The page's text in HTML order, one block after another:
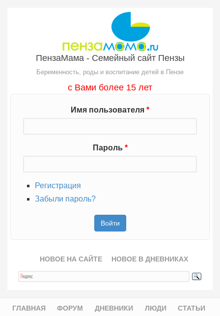
ПензаМама - Семейный сайт Пензы
Беременность, роды и воспитание детей в Пензе
с Вами более 15 лет
Имя пользователя *
Пароль *
Регистрация
Забыли пароль?
НОВОЕ НА САЙТЕ НОВОЕ В ДНЕВНИКАХ
ГЛАВНАЯ ФОРУМ ДНЕВНИКИ ЛЮДИ СТАТЬИ